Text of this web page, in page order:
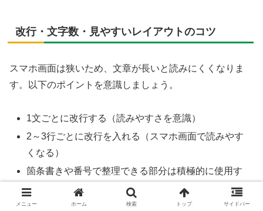
改行・文字数・見やすいレイアウトのコツ
スマホ画面は狭いため、文章が長いと読みにくくなりま
す。以下のポイントを意識しましょう。
1文ごとに改行する（読みやすさを意識）
2～3行ごとに改行を入れる（スマホ画面で読みやす
くなる）
箇条書きや番号で整理できる部分は積極的に使用す
る
メニュー ホーム 検索 トップ サイドバー